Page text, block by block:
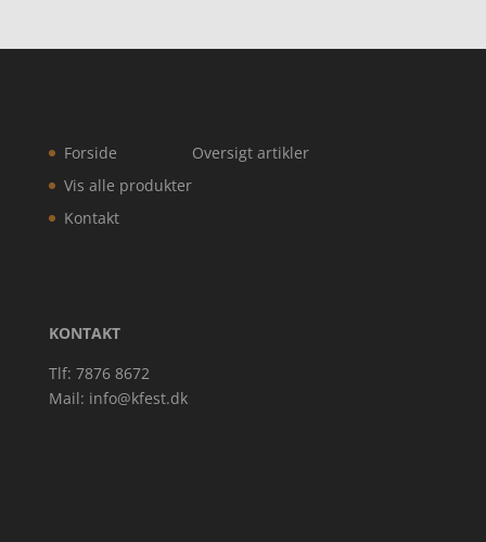
Forside
Vis alle produkter
Kontakt
Oversigt artikler
KONTAKT
Tlf: 7876 8672
Mail: info@kfest.dk